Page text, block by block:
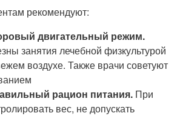
рекомендуют:
двигательный режим.
занятия лечебной физкультурой
воздухе. Также врачи советуют
рацион питания. При
вес, не допускать